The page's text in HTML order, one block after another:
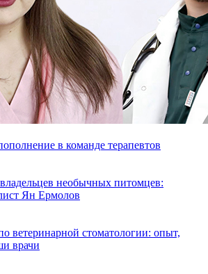
в команде терапевтов
необычных питомцев:
Ян Ермолов
ветеринарной стоматологии: опыт,
врачи